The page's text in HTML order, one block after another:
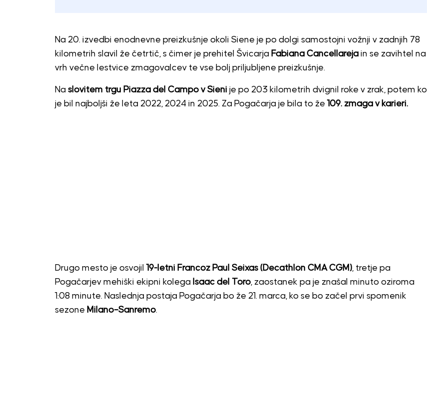
Na 20. izvedbi enodnevne preizkušnje okoli Siene je po dolgi samostojni vožnji v zadnjih 78
kilometrih slavil že četrtič, s čimer je prehitel Švicarja Fabiana Cancellarejain se zavihtel na
vrh večne lestvice zmagovalcev te vse bolj priljubljene preizkušnje.
Na slovitem trgu Piazza del Campo v Sieni je po 203 kilometrih dvignil roke v zrak, potem ko
je bil najboljši že leta 2022, 2024 in 2025. Za Pogačarja je bila to že 109. zmaga v karieri.
Drugo mesto je osvojil 19-letni Francoz Paul Seixas (Decathlon CMA CGM), tretje pa
Pogačarjev mehiški ekipni kolega Isaac del Toro, zaostanek pa je znašal minuto oziroma
1:08 minute. Naslednja postaja Pogačarja bo že 21. marca, ko se bo začel prvi spomenik
sezone Milano–Sanremo.